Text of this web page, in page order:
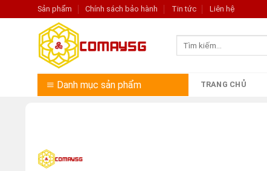
to
Sản phẩm Chính sách bảo hành Tin tức Liên hệ
Danh mục sản phẩm TRANG CHỦ